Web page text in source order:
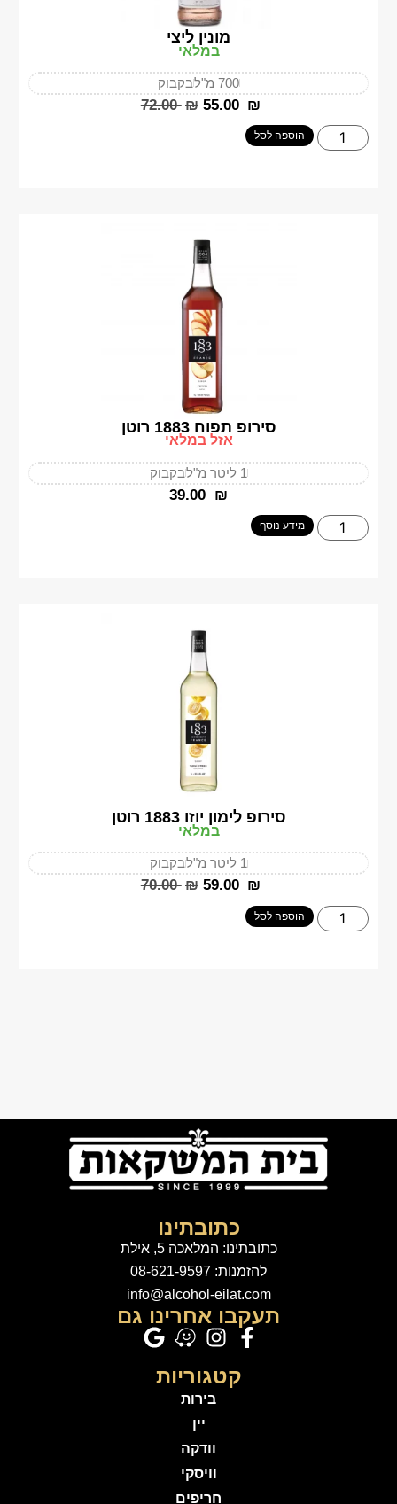
מונין ליצי
במלאי
700 מ"ל בקבוק
‎72.00 ₪ ‎55.00 ₪
הוספה לסל
סירופ תפוח 1883 רוטן
אזל במלאי
1 ליטר מ"ל בקבוק
‎39.00 ₪
מידע נוסף
סירופ לימון יוזו 1883 רוטן
במלאי
1 ליטר מ"ל בקבוק
‎70.00 ₪ ‎59.00 ₪
הוספה לסל
כתובתינו
כתובתינו: המלאכה 5, אילת
להזמנות: 08-621-9597
info@alcohol-eilat.com
תעקבו אחרינו גם
קטגוריות
בירות
יין
וודקה
וויסקי
חריפים